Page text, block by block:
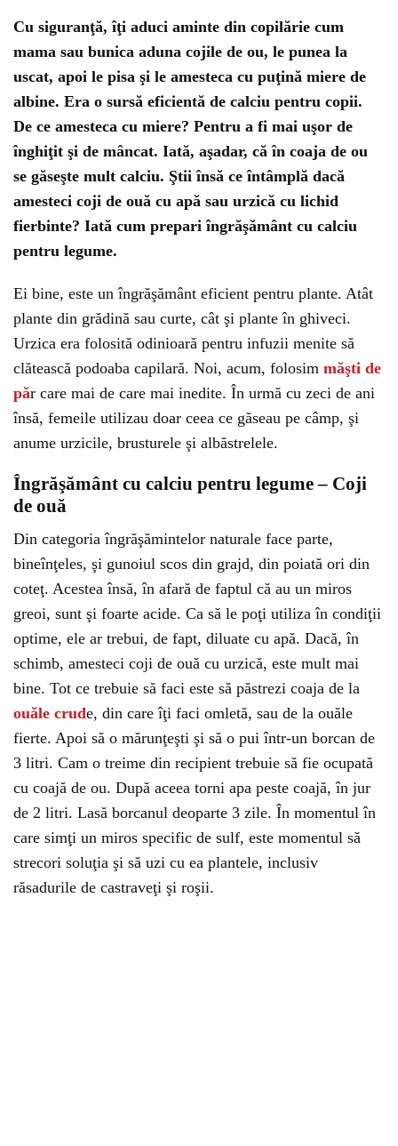
Cu siguranţă, îţi aduci aminte din copilărie cum
mama sau bunica aduna cojile de ou, le punea la
uscat, apoi le pisa şi le amesteca cu puţină miere de
albine. Era o sursă eficientă de calciu pentru copii.
De ce amesteca cu miere? Pentru a fi mai uşor de
înghiţit şi de mâncat. Iată, aşadar, că în coaja de ou
se găseşte mult calciu. Ştii însă ce întâmplă dacă
amesteci coji de ouă cu apă sau urzică cu lichid
fierbinte? Iată cum prepari îngrăşământ cu calciu
pentru legume.
Ei bine, este un îngrăşământ eficient pentru plante. Atât
plante din grădină sau curte, cât şi plante în ghiveci.
Urzica era folosită odinioară pentru infuzii menite să
clătească podoaba capilară. Noi, acum, folosim măşti de
păr care mai de care mai inedite. În urmă cu zeci de ani
însă, femeile utilizau doar ceea ce găseau pe câmp, şi
anume urzicile, brusturele şi albăstrelele.
Îngrăşământ cu calciu pentru legume – Coji
de ouă
Din categoria îngrăşămintelor naturale face parte,
bineînţeles, şi gunoiul scos din grajd, din poiată ori din
coteţ. Acestea însă, în afară de faptul că au un miros
greoi, sunt şi foarte acide. Ca să le poţi utiliza în condiţii
optime, ele ar trebui, de fapt, diluate cu apă. Dacă, în
schimb, amesteci coji de ouă cu urzică, este mult mai
bine. Tot ce trebuie să faci este să păstrezi coaja de la
ouăle crude, din care îţi faci omletă, sau de la ouăle
fierte. Apoi să o mărunţeşti şi să o pui într-un borcan de
3 litri. Cam o treime din recipient trebuie să fie ocupată
cu coajă de ou. După aceea torni apa peste coajă, în jur
de 2 litri. Lasă borcanul deoparte 3 zile. În momentul în
care simţi un miros specific de sulf, este momentul să
strecori soluţia şi să uzi cu ea plantele, inclusiv
răsadurile de castraveţi şi roşii.